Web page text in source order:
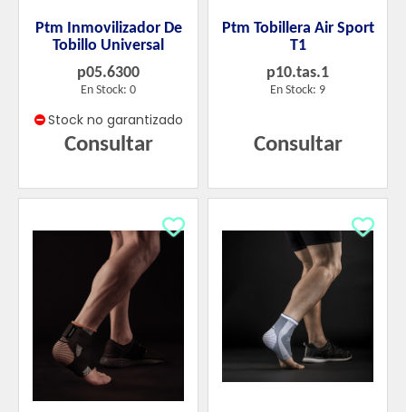
Ptm Inmovilizador De
Tobillo Universal
p05.6300
En Stock: 0
Stock no garantizado
Consultar
Ptm Tobillera Air Sport
T1
p10.tas.1
En Stock: 9
Consultar